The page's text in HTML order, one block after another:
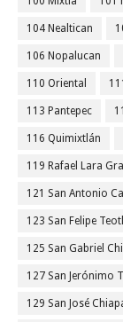
104 Nealtican
106 Nopalucan
110 Oriental
113 Pantepec
116 Quimixtlán
119 Rafael Lara
121 San Antonio
123 San Felipe
125 San Gabriel
127 San Jerónimo
129 San José